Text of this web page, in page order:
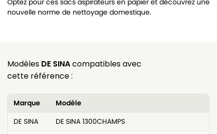
Optez pour ces sacs aspirateurs en papier et découvrez une
nouvelle norme de nettoyage domestique.
Modèles DE SINAcompatibles avec
cette référence :
Marque
Modèle
DE SINA
DE SINA 1300CHAMPS